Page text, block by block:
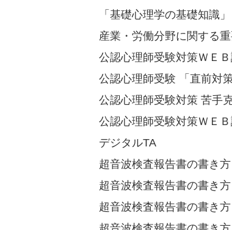
「基礎心理学の基礎知識
産業・労働分野に関する
公認心理師受験対策ＷＥ
公認心理師受験 「直前対策
公認心理師受験対策 苦手
公認心理師受験対策ＷＥ
デジタルTA
超音波検査報告書の書き
超音波検査報告書の書き
超音波検査報告書の書き